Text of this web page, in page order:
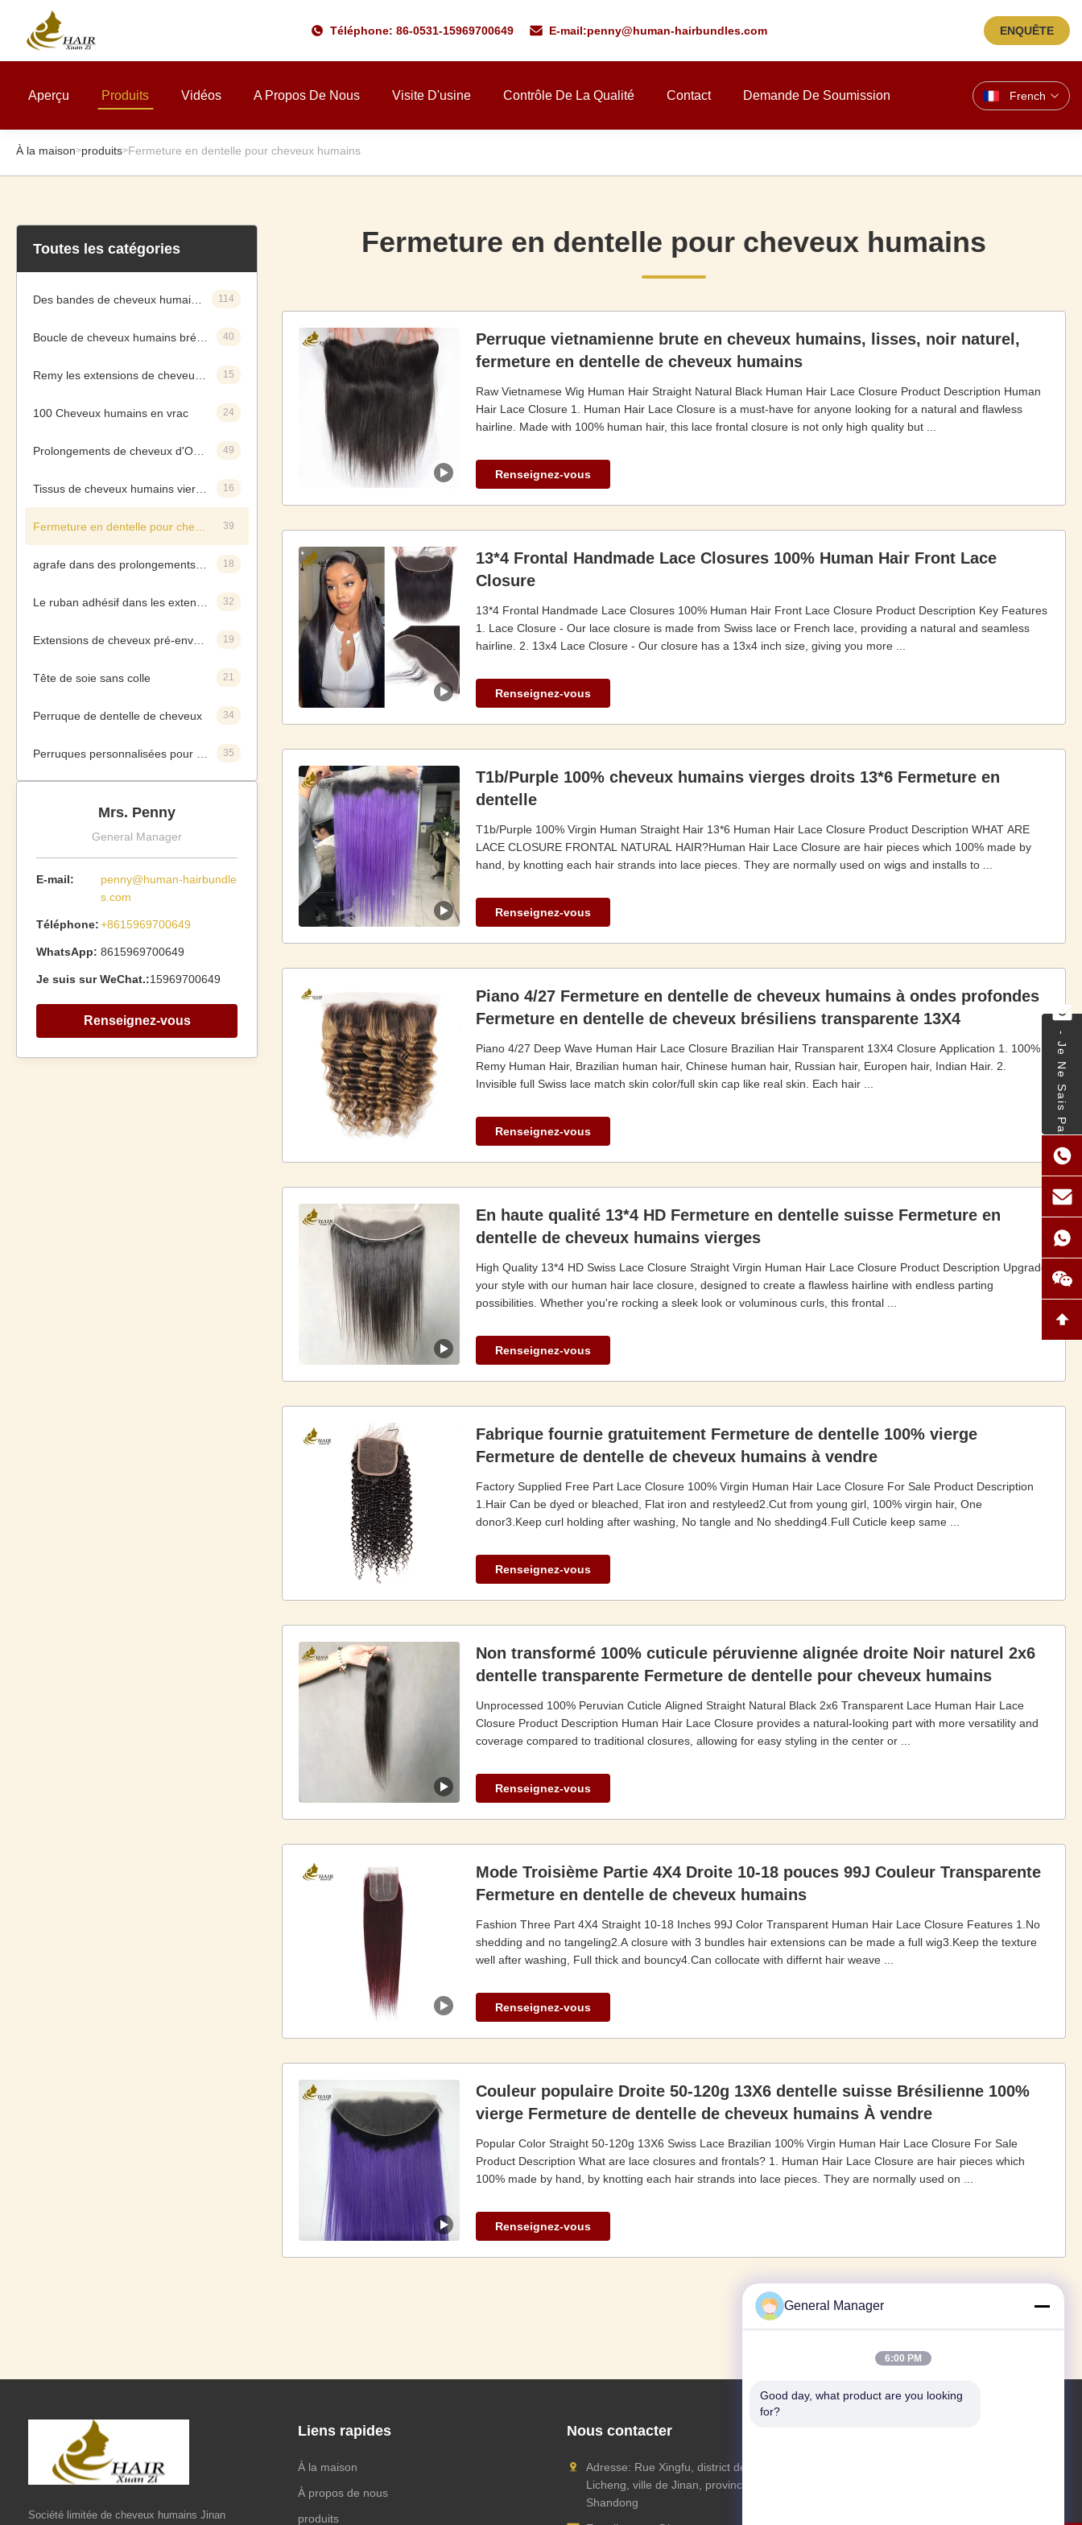
Téléphone: 86-0531-15969700649 E-mail:penny@human-hairbundles.com ENQUÊTE
Aperçu Produits Vidéos A Propos De Nous Visite D'usine Contrôle De La Qualité Contact Demande De Soumission French
- Je Ne Sais Pas.
À la maison>produits>Fermeture en dentelle pour cheveux humains
Toutes les catégories
114
40
15
100 Cheveux humains en vrac 24
49
16
39
18
32
19
Tête de soie sans colle 21
Perruque de dentelle de cheveux 34
35
Mrs. Penny
General Manager
E-mail:
penny@human-hairbundle
s.com
Téléphone:+8615969700649
WhatsApp: 8615969700649
Je suis sur WeChat.:15969700649
Renseignez-vous
Fermeture en dentelle pour cheveux humains
Perruque vietnamienne brute en cheveux humains, lisses, noir naturel,
fermeture en dentelle de cheveux humains
Raw Vietnamese Wig Human Hair Straight Natural Black Human Hair Lace Closure Product Description Human
Hair Lace Closure 1. Human Hair Lace Closure is a must-have for anyone looking for a natural and flawless
hairline. Made with 100% human hair, this lace frontal closure is not only high quality but ...
Renseignez-vous
13*4 Frontal Handmade Lace Closures 100% Human Hair Front Lace
Closure
13*4 Frontal Handmade Lace Closures 100% Human Hair Front Lace Closure Product Description Key Features
1. Lace Closure - Our lace closure is made from Swiss lace or French lace, providing a natural and seamless
hairline. 2. 13x4 Lace Closure - Our closure has a 13x4 inch size, giving you more ...
Renseignez-vous
T1b/Purple 100% cheveux humains vierges droits 13*6 Fermeture en
dentelle
T1b/Purple 100% Virgin Human Straight Hair 13*6 Human Hair Lace Closure Product Description WHAT ARE
LACE CLOSURE FRONTAL NATURAL HAIR?Human Hair Lace Closure are hair pieces which 100% made by
hand, by knotting each hair strands into lace pieces. They are normally used on wigs and installs to ...
Renseignez-vous
Piano 4/27 Fermeture en dentelle de cheveux humains à ondes profondes
Fermeture en dentelle de cheveux brésiliens transparente 13X4
Piano 4/27 Deep Wave Human Hair Lace Closure Brazilian Hair Transparent 13X4 Closure Application 1. 100%
Remy Human Hair, Brazilian human hair, Chinese human hair, Russian hair, Europen hair, Indian Hair. 2.
Invisible full Swiss lace match skin color/full skin cap like real skin. Each hair ...
Renseignez-vous
En haute qualité 13*4 HD Fermeture en dentelle suisse Fermeture en
dentelle de cheveux humains vierges
High Quality 13*4 HD Swiss Lace Closure Straight Virgin Human Hair Lace Closure Product Description Upgrade
your style with our human hair lace closure, designed to create a flawless hairline with endless parting
possibilities. Whether you're rocking a sleek look or voluminous curls, this frontal ...
Renseignez-vous
Fabrique fournie gratuitement Fermeture de dentelle 100% vierge
Fermeture de dentelle de cheveux humains à vendre
Factory Supplied Free Part Lace Closure 100% Virgin Human Hair Lace Closure For Sale Product Description
1.Hair Can be dyed or bleached, Flat iron and restyleed2.Cut from young girl, 100% virgin hair, One
donor3.Keep curl holding after washing, No tangle and No shedding4.Full Cuticle keep same ...
Renseignez-vous
Non transformé 100% cuticule péruvienne alignée droite Noir naturel 2x6
dentelle transparente Fermeture de dentelle pour cheveux humains
Unprocessed 100% Peruvian Cuticle Aligned Straight Natural Black 2x6 Transparent Lace Human Hair Lace
Closure Product Description Human Hair Lace Closure provides a natural-looking part with more versatility and
coverage compared to traditional closures, allowing for easy styling in the center or ...
Renseignez-vous
Mode Troisième Partie 4X4 Droite 10-18 pouces 99J Couleur Transparente
Fermeture en dentelle de cheveux humains
Fashion Three Part 4X4 Straight 10-18 Inches 99J Color Transparent Human Hair Lace Closure Features 1.No
shedding and no tangeling2.A closure with 3 bundles hair extensions can be made a full wig3.Keep the texture
well after washing, Full thick and bouncy4.Can collocate with differnt hair weave ...
Renseignez-vous
Couleur populaire Droite 50-120g 13X6 dentelle suisse Brésilienne 100%
vierge Fermeture de dentelle de cheveux humains À vendre
Popular Color Straight 50-120g 13X6 Swiss Lace Brazilian 100% Virgin Human Hair Lace Closure For Sale
Product Description What are lace closures and frontals? 1. Human Hair Lace Closure are hair pieces which
100% made by hand, by knotting each hair strands into lace pieces. They are normally used on ...
Renseignez-vous
Société limitée de cheveux humains Jinan
Liens rapides
À la maison
À propos de nous
produits
Nous contacter
Adresse: Rue Xingfu, district de
Licheng, ville de Jinan, province du
Shandong
General Manager
6:00 PM
Good day, what product are you looking
for?